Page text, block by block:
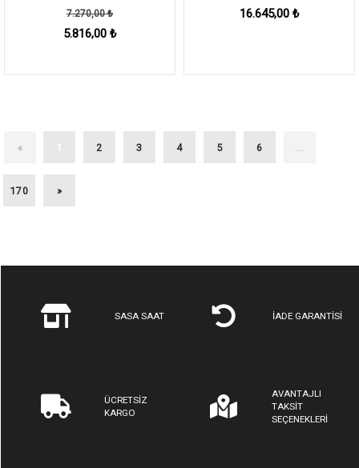
7.270,00 ₺
5.816,00 ₺
16.645,00 ₺
« (current)
2 3 4 5 6
170 »
SASA SAAT İADE GARANTİSİ
ÜCRETSİZ
KARGO
AVANTAJLI
TAKSİT
SEÇENEKLERİ